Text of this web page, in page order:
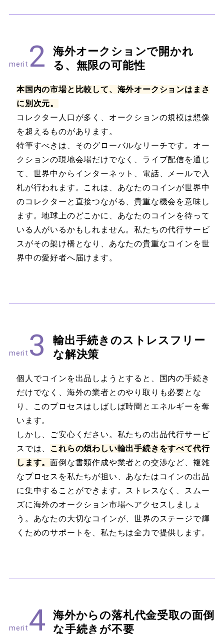
merit 2
海外オークションで開かれ
る、無限の可能性
本国内の市場と比較して、海外オークションはまさ
に別次元。
コレクター人口が多く、オークションの規模は想像
を超えるものがあります。
特筆すべきは、そのグローバルなリーチです。オー
クションの現地会場だけでなく、ライブ配信を通じ
て、世界中からインターネット、電話、メールで入
札が行われます。これは、あなたのコインが世界中
のコレクターと直接つながる、貴重な機会を意味し
ます。地球上のどこかに、あなたのコインを待って
いる人がいるかもしれません。私たちの代行サービ
スがその架け橋となり、あなたの貴重なコインを世
界中の愛好者へ届けます。
merit 3
輸出手続きのストレスフリー
な解決策
個人でコインを出品しようとすると、国内の手続き
だけでなく、海外の業者とのやり取りも必要とな
り、このプロセスはしばしば時間とエネルギーを奪
います。
しかし、ご安心ください。私たちの出品代行サービ
スでは、 これらの煩わしい輸出手続きをすべて代行
します。面倒な書類作成や業者との交渉など、複雑
なプロセスを私たちが担い、あなたはコインの出品
に集中することができます。ストレスなく、スムー
ズに海外のオークション市場へアクセスしましょ
う。あなたの大切なコインが、世界のステージで輝
くためのサポートを、私たちは全力で提供します。
merit 4
海外からの落札代金受取の面倒
な手続きが不要